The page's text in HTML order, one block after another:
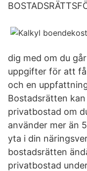
dig med om du
uppgifter för att
och en
Bostadsrätten
privatbostad om
använder mer än
yta i din
bostadsrätten
privatbostad